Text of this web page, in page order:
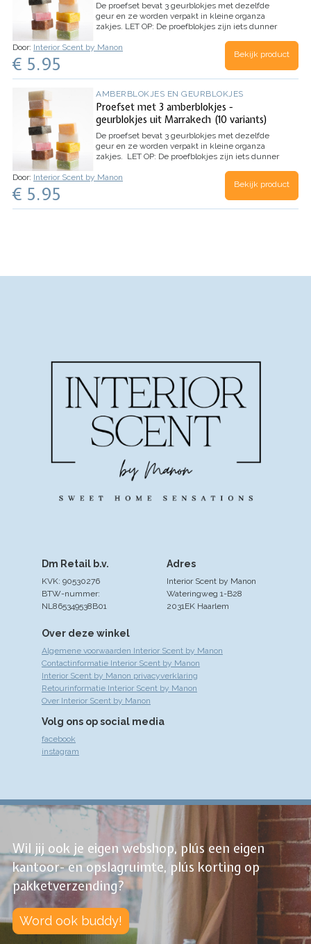
De proefset bevat 3 geurblokjes met dezelfde
geur en ze worden verpakt in kleine organza
zakjes. LET OP: De proefblokjes zijn iets dunner
oneffenheid, aar de blokjes ruiken absoluut net
Door: Interior Scent by Manon
€ 5.95 Bekijk product
AMBERBLOKJES EN GEURBLOKJES
Proefset met 3 amberblokjes -
geurblokjes uit Marrakech (10 variants)
De proefset bevat 3 geurblokjes met dezelfde
geur en ze worden verpakt in kleine organza
zakjes. LET OP: De proefblokjes zijn iets dunner
oneffenheid, aar de blokjes ruiken absoluut net
Door: Interior Scent by Manon
€ 5.95 Bekijk product
Over deze winkel
Algemene voorwaarden Interior Scent by Manon
Contactinformatie Interior Scent by Manon
Interior Scent by Manon privacyverklaring
Retourinformatie Interior Scent by Manon
Over Interior Scent by Manon
Volg ons op social media
facebook
instagram
Adres
Interior Scent by Manon
Wateringweg 1-B28
2031EK Haarlem
Dm Retail b.v.
KVK: 90530276
BTW-nummer:
NL865349538B01
Wil jij ook je eigen webshop, plús een eigen
kantoor- en opslagruimte, plús korting op
pakketverzending?
Word ook buddy!